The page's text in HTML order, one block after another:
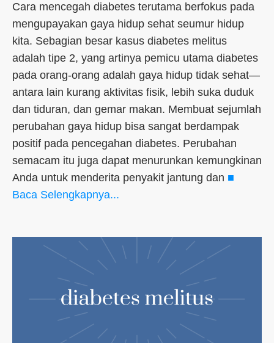
Cara mencegah diabetes terutama berfokus pada
mengupayakan gaya hidup sehat seumur hidup
kita. Sebagian besar kasus diabetes melitus
adalah tipe 2, yang artinya pemicu utama diabetes
pada orang-orang adalah gaya hidup tidak sehat—
antara lain kurang aktivitas fisik, lebih suka duduk
dan tiduran, dan gemar makan. Membuat sejumlah
perubahan gaya hidup bisa sangat berdampak
positif pada pencegahan diabetes. Perubahan
semacam itu juga dapat menurunkan kemungkinan
Anda untuk menderita penyakit jantung dan ■
Baca Selengkapnya...